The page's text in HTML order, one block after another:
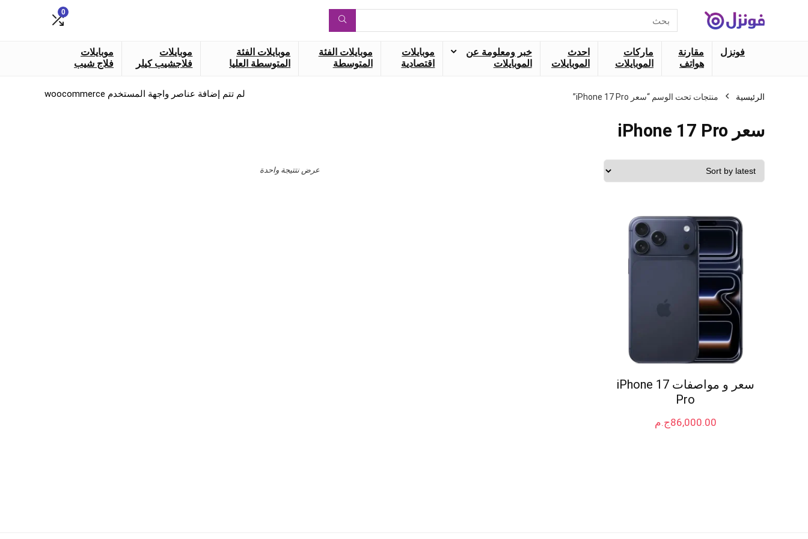
عن:
0
فونزل
مقارنة
هواتف
ماركات
الموبايلات
احدث
الموبايلات
خبر ومعلومة عن
الموبايلات
موبايلات
اقتصادية
موبايلات الفئة
المتوسطة
موبايلات الفئة
المتوسطة العليا
موبايلات
فلاجشيب كيلر
موبايلات
فلاج شيب
الرئيسية منتجات تحت الوسم “سعر iPhone 17 Pro”
سعر iPhone 17 Pro
عرض نتتيجة واحدة
سعر و مواصفات iPhone 17
Pro
ج.م86,000.00
لم تتم إضافة عناصر واجهة المستخدم woocommerce